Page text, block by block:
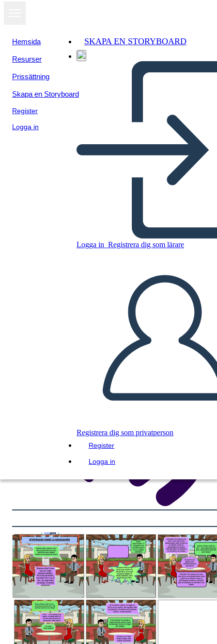
Hemsida
Resurser
Prissättning
Skapa en Storyboard
Register
Logga in
SKAPA EN STORYBOARD
Logga in Registrera dig som lärare
Registrera dig som privatperson
Register
Logga in
SPELA UPP BILDSPEL
LÄS FÖR MIG
Visa som
bildspel